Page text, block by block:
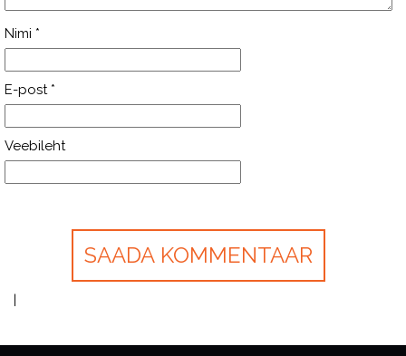
Nimi *
E-post *
Veebileht